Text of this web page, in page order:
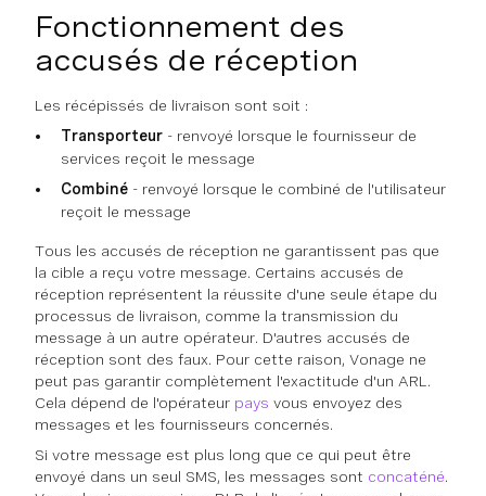
Fonctionnement des
accusés de réception
Les récépissés de livraison sont soit :
Transporteur - renvoyé lorsque le fournisseur de
services reçoit le message
Combiné - renvoyé lorsque le combiné de l'utilisateur
reçoit le message
Tous les accusés de réception ne garantissent pas que
la cible a reçu votre message. Certains accusés de
réception représentent la réussite d'une seule étape du
processus de livraison, comme la transmission du
message à un autre opérateur. D'autres accusés de
réception sont des faux. Pour cette raison, Vonage ne
peut pas garantir complètement l'exactitude d'un ARL.
Cela dépend de l'opérateur pays vous envoyez des
messages et les fournisseurs concernés.
Si votre message est plus long que ce qui peut être
envoyé dans un seul SMS, les messages sont concaténé.